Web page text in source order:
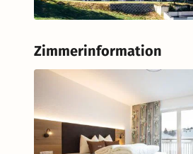
Zimmerinformation